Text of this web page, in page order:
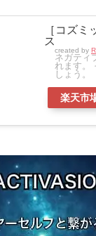
［コズ
ス
created by
ネガティ
れます。
しょう。
楽天市